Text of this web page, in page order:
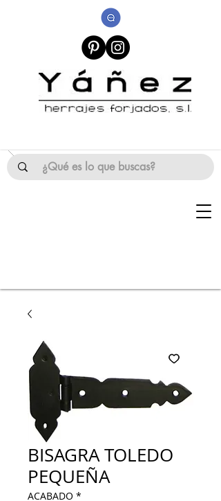
BISAGRA TOLEDO
PEQUEÑA
ACABADO *